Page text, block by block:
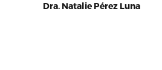
Dra. Natalie Pérez Luna